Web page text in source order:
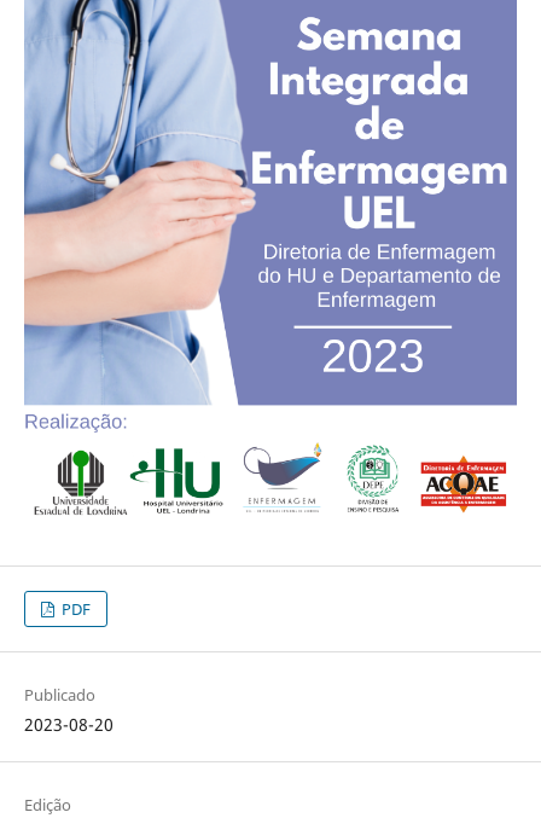
PDF
Publicado
2023-08-20
Edição